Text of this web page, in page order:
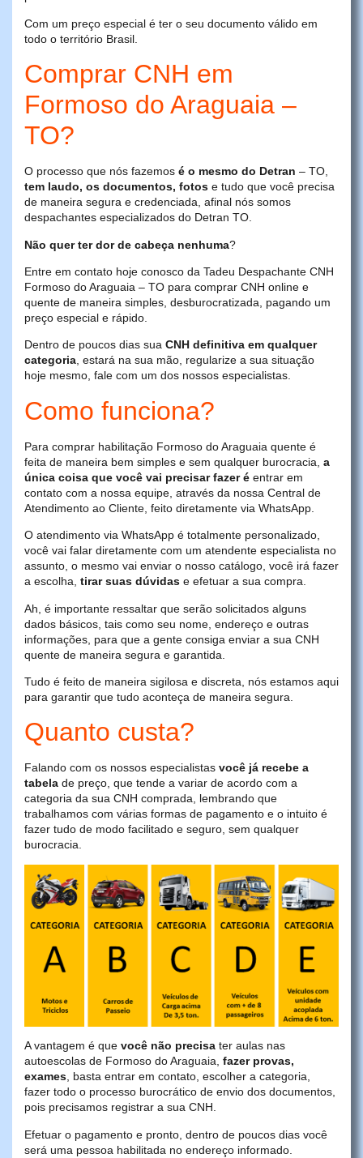
Com um preço especial é ter o seu documento válido em
todo o território Brasil.
Comprar CNH em
Formoso do Araguaia –
TO?
O processo que nós fazemos é o mesmo do Detran – TO,
tem laudo, os documentos, fotos e tudo que você precisa
de maneira segura e credenciada, afinal nós somos
despachantes especializados do Detran TO.
Não quer ter dor de cabeça nenhuma?
Entre em contato hoje conosco da Tadeu Despachante CNH
Formoso do Araguaia – TO para comprar CNH online e
quente de maneira simples, desburocratizada, pagando um
preço especial e rápido.
Dentro de poucos dias sua CNH definitiva em qualquer
categoria, estará na sua mão, regularize a sua situação
hoje mesmo, fale com um dos nossos especialistas.
Como funciona?
Para comprar habilitação Formoso do Araguaia quente é
feita de maneira bem simples e sem qualquer burocracia, a
única coisa que você vai precisar fazer é entrar em
contato com a nossa equipe, através da nossa Central de
Atendimento ao Cliente, feito diretamente via WhatsApp.
O atendimento via WhatsApp é totalmente personalizado,
você vai falar diretamente com um atendente especialista no
assunto, o mesmo vai enviar o nosso catálogo, você irá fazer
a escolha, tirar suas dúvidas e efetuar a sua compra.
Ah, é importante ressaltar que serão solicitados alguns
dados básicos, tais como seu nome, endereço e outras
informações, para que a gente consiga enviar a sua CNH
quente de maneira segura e garantida.
Tudo é feito de maneira sigilosa e discreta, nós estamos aqui
para garantir que tudo aconteça de maneira segura.
Quanto custa?
Falando com os nossos especialistas você já recebe a
tabela de preço, que tende a variar de acordo com a
categoria da sua CNH comprada, lembrando que
trabalhamos com várias formas de pagamento e o intuito é
fazer tudo de modo facilitado e seguro, sem qualquer
burocracia.
A vantagem é que você não precisa ter aulas nas
autoescolas de Formoso do Araguaia, fazer provas,
exames, basta entrar em contato, escolher a categoria,
fazer todo o processo burocrático de envio dos documentos,
pois precisamos registrar a sua CNH.
Efetuar o pagamento e pronto, dentro de poucos dias você
será uma pessoa habilitada no endereço informado.